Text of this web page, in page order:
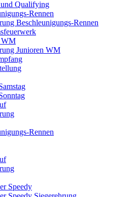
Qualifying
Rennen
Beschleunigungs-Rennen
WM
Junioren WM
Rennen
Speedy